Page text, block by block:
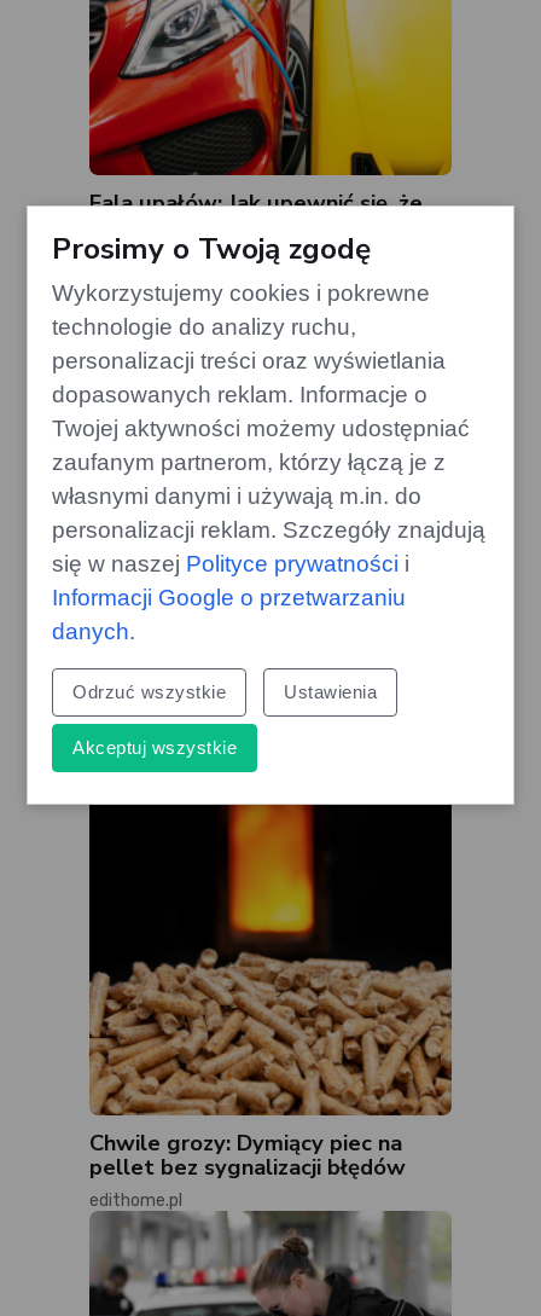
Fala upałów: Jak upewnić się, że
gazoo.pl
Kierowca z Pendżabu zagubiony
przy średniowiecznym zamku: jak
to się stało?
gazoo.pl
Chwile grozy: Dymiący piec na
pellet bez sygnalizacji błędów
edithome.pl
Prosimy o Twoją zgodę
Wykorzystujemy cookies i pokrewne
technologie do analizy ruchu,
personalizacji treści oraz wyświetlania
dopasowanych reklam. Informacje o
Twojej aktywności możemy udostępniać
zaufanym partnerom, którzy łączą je z
własnymi danymi i używają m.in. do
personalizacji reklam. Szczegóły znajdują
się w naszej Polityce prywatności i
Informacji Google o przetwarzaniu
danych.
Odrzuć wszystkie Ustawienia
Akceptuj wszystkie